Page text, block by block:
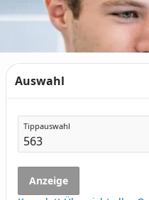
Auswahl
Tippauswahl
Anzeige